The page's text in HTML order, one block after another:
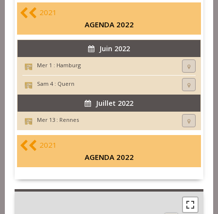
2021
AGENDA 2022
Juin 2022
Mer 1 : Hamburg
Sam 4 : Quern
Juillet 2022
Mer 13 : Rennes
2021
AGENDA 2022